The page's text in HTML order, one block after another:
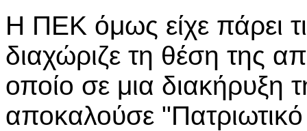
Η ΠΕΚ όμως είχε πάρει
διαχώριζε τη θέση της
οποίο σε μια διακήρυξη
αποκαλούσε